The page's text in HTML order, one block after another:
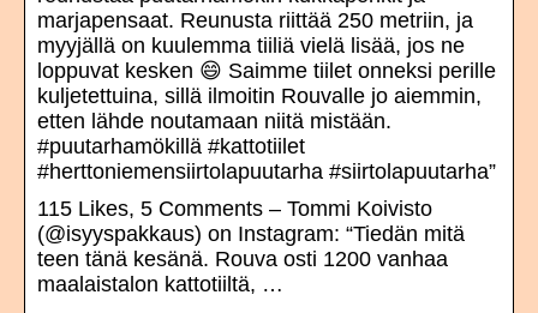
marjapensaat. Reunusta riittää 250 metriin, ja
myyjällä on kuulemma tiiliä vielä lisää, jos ne
loppuvat kesken 😄 Saimme tiilet onneksi perille
kuljetettuina, sillä ilmoitin Rouvalle jo aiemmin,
etten lähde noutamaan niitä mistään.
#puutarhamökillä #kattotiilet
#herttoniemensiirtolapuutarha #siirtolapuutarha”
115 Likes, 5 Comments – Tommi Koivisto
(@isyyspakkaus) on Instagram: “Tiedän mitä
teen tänä kesänä. Rouva osti 1200 vanhaa
maalaistalon kattotiiltä, …